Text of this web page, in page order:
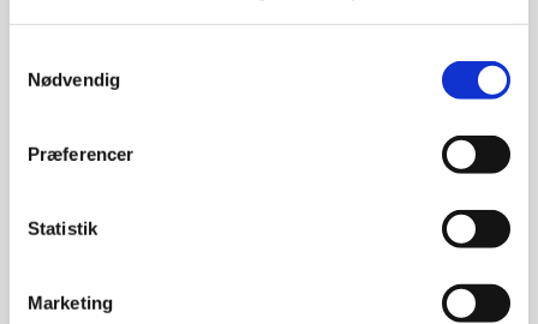
Nødvendig
Præferencer
Statistik
Marketing
DIN PERSONLIGE VEJLEDER
Ring på tlf. 69 13 70 23